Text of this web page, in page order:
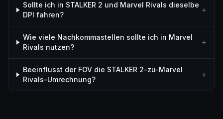
Sollte ich in STALKER 2 und Marvel Rivals dieselbe
DPI fahren?
+
Wie viele Nachkommastellen sollte ich in Marvel
Rivals nutzen?
+
Beeinflusst der FOV die STALKER 2-zu-Marvel
Rivals-Umrechnung?
+